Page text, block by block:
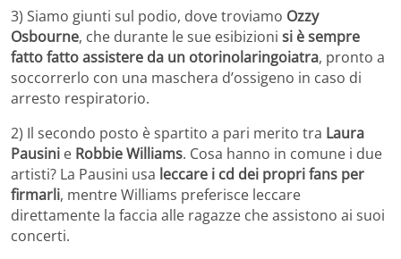
3) Siamo giunti sul podio, dove troviamo Ozzy
Osbourne, che durante le sue esibizioni si è sempre
fatto fatto assistere da un otorinolaringoiatra, pronto a
soccorrerlo con una maschera d’ossigeno in caso di
arresto respiratorio.
2) Il secondo posto è spartito a pari merito tra Laura
Pausini e Robbie Williams. Cosa hanno in comune i due
artisti? La Pausini usa leccare i cd dei propri fans per
firmarli, mentre Williams preferisce leccare
direttamente la faccia alle ragazze che assistono ai suoi
concerti.